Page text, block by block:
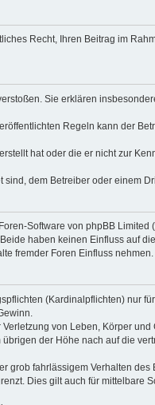
Recht, Ihren Beitrag im
Sie erklären
Regeln kann der
hat oder die er nicht zur
dem Betreiber oder einem
Software von phpBB Limited (
haben keinen Einfluss auf
fremder Foren Einfluss nehmen.
(Kardinalpflichten) nur
von Leben, Körper und
der Höhe nach auf die
grob fahrlässigem Verhalten des
Dies gilt auch für mittelbare